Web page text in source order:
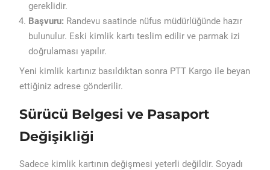
gereklidir.
Başvuru: Randevu saatinde nüfus müdürlüğünde hazır
bulunulur. Eski kimlik kartı teslim edilir ve parmak izi
doğrulaması yapılır.
Yeni kimlik kartınız basıldıktan sonra PTT Kargo ile beyan
ettiğiniz adrese gönderilir.
Sürücü Belgesi ve Pasaport
Değişikliği
Sadece kimlik kartının değişmesi yeterli değildir. Soyadı